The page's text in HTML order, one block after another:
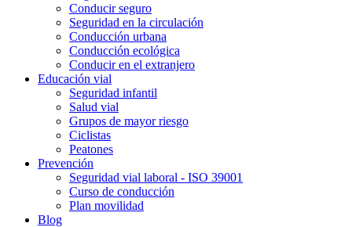
Conducir seguro
Seguridad en la circulación
Conducción urbana
Conducción ecológica
Conducir en el extranjero
Educación vial
Seguridad infantil
Salud vial
Grupos de mayor riesgo
Ciclistas
Peatones
Prevención
Seguridad vial laboral - ISO 39001
Curso de conducción
Plan movilidad
Blog